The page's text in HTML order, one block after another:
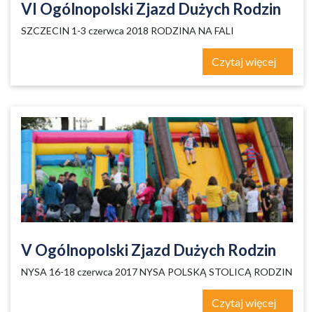
VI Ogólnopolski Zjazd Dużych Rodzin
SZCZECIN 1-3 czerwca 2018 RODZINA NA FALI
Czytaj więcej
V Ogólnopolski Zjazd Dużych Rodzin
NYSA 16-18 czerwca 2017 NYSA POLSKĄ STOLICĄ RODZIN
Czytaj więcej